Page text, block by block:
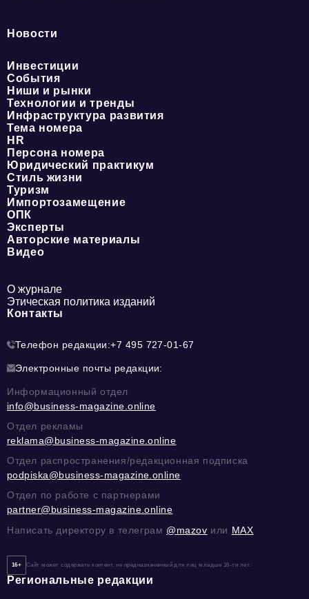
Новости
Инвестиции
События
Ниши и рынки
Технологии и тренды
Инфраструктура развития
Тема номера
HR
Персона номера
Юридический практикум
Стиль жизни
Туризм
Импортозамещение
ОПК
Эксперты
Авторские материалы
Видео
О журнале
Этическая политика изданий
Контакты
Телефон редакции:+7 495 727-01-67
Электронные почты редакции:
Информационный отдел
info@business-magazine.online
Отдел рекламы
reklama@business-magazine.online
Отдел распространения/редакционная подписка
podpiska@business-magazine.online
Отдел по работе с партнерами
partner@business-magazine.online
Написать директору в телеграм @mazov или MAX
16+ Сайт может содержать контент, не предназначенный для лиц младше 16-ти лет.
Региональные редакции